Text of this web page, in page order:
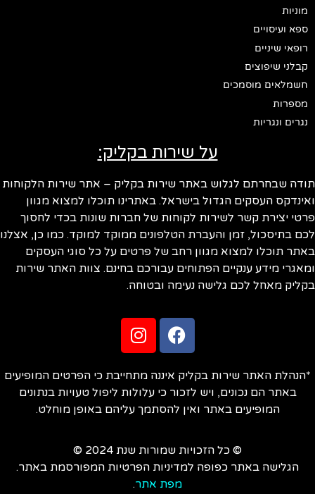
מוניות
ספא ועיסויים
רופאי שיניים
קבלני שיפוצים
חשמלאים מוסמכים
מספרות
נגרים ונגריות
על שירות בקליק:
שבחרתם לגלוש באתר שירות בקליק – אתר שירות הלקוחות
העסקים הגדול בישראל. באתרינו תוכלו למצוא מגוון
יצירת קשר לשירות לקוחות של חברות שונות בכדי לחסוך
בתיסכול, זמן והעברת הטלפונים ממוקד למוקד. כמו כן, אצלנו
תוכלו למצוא מגוון רחב של פרטים על כל סוגי העסקים
מידע ענקיים הפתוחים עבורכם בחינם. צוות האתר שירות
מאחל לכם גלישה נעימה ובטוחה.
האתר שירות בקליק איננה מתחייבת כי הפרטים המופיעים
באתר הם נכונים, ויש לזכור כי עלולות ליפול טעויות בנתונים
המופיעים באתר ואין להסתמך עליהם באופן מוחלט.
© כל הזכויות שמורות שנת 2024 ©
הגלישה באתר כפופה למדיניות הפרטיות המפורסמת באתר.
מפת אתר.